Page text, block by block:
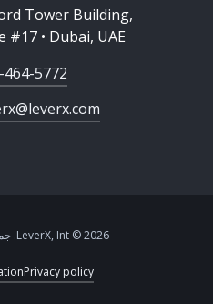
Tower Building,
#17 • Dubai, UAE
5772
2026 © LeverX, Int. جميع الحقوق محفوظة.
Privacy policy